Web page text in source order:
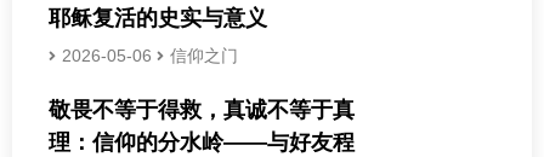
耶稣复活的史实与意义
2026-05-06 信仰之门
敬畏不等于得救，真诚不等于真
理：信仰的分水岭——与好友程